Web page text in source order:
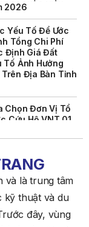
Yếu Tố Để Ước
Tổng Chi Phí
Định Giá Đất
Ảnh Hưởng
Địa Bàn Tỉnh
Chọn Đơn Vị Tổ
Cứu Hộ VNT 01
Chọn Đơn Vị Tổ
VNT 02 Biển
v Đính Chính
Của Ban
Tổ Chức Đấu
và là trung tâm
kỹ thuật và du
đây, vùng